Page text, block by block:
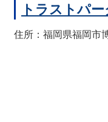
トラストパ
住所：福岡県福岡市